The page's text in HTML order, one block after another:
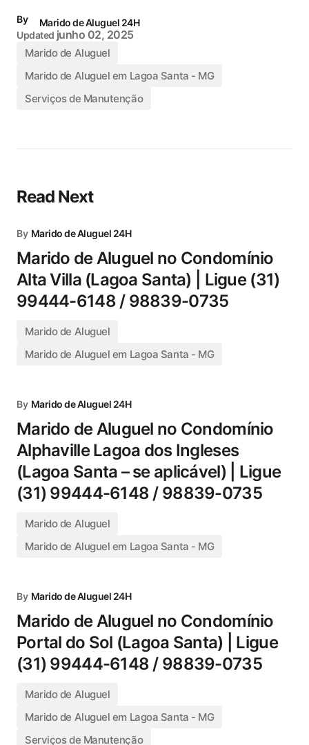
By
Marido de Aluguel 24H
Updated junho 02, 2025
Marido de Aluguel
Marido de Aluguel em Lagoa Santa - MG
Serviços de Manutenção
Read Next
By Marido de Aluguel 24H
Marido de Aluguel no Condomínio
Alta Villa (Lagoa Santa) | Ligue (31)
99444-6148 / 98839-0735
Marido de Aluguel
Marido de Aluguel em Lagoa Santa - MG
By Marido de Aluguel 24H
Marido de Aluguel no Condomínio
Alphaville Lagoa dos Ingleses
(Lagoa Santa – se aplicável) | Ligue
(31) 99444-6148 / 98839-0735
Marido de Aluguel
Marido de Aluguel em Lagoa Santa - MG
By Marido de Aluguel 24H
Marido de Aluguel no Condomínio
Portal do Sol (Lagoa Santa) | Ligue
(31) 99444-6148 / 98839-0735
Marido de Aluguel
Marido de Aluguel em Lagoa Santa - MG
Serviços de Manutenção